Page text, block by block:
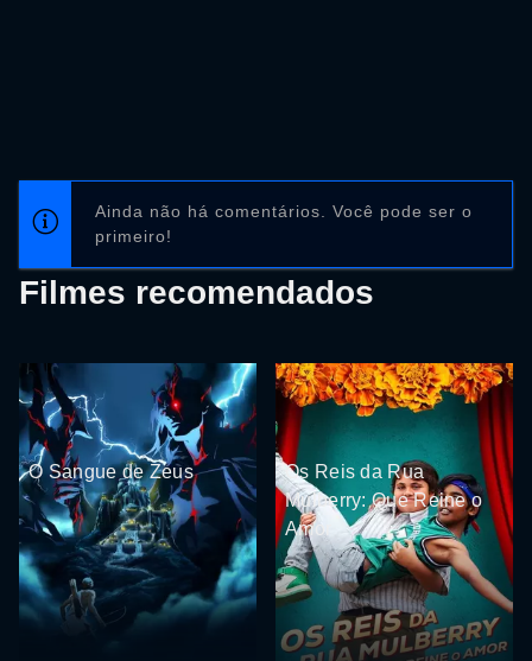
Ainda não há comentários. Você pode ser o
primeiro!
Filmes recomendados
O Sangue de Zeus
Os Reis da Rua
Mulberry: Que Reine o
Amor